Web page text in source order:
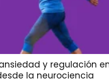
y regulación
la neurociencia